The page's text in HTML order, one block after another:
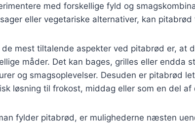
med forskellige fyld og
eller vegetariske alternativer, kan
de mest tiltalende aspekter ved pitabrød er, at
måder. Det kan bages, grilles eller endda
og smagsoplevelser. Desuden er pitabrød
løsning til frokost, middag eller som en del
fylder pitabrød, er mulighederne næsten